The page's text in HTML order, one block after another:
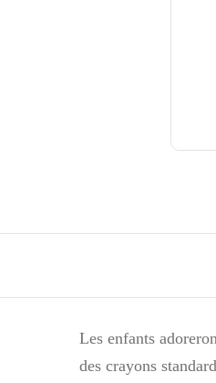
Les enfants
des crayons